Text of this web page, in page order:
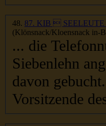
48. 87. KIB 
(Klönsnack/Kloensnack in-
... die
Siebenlehn
davon gebucht.
Vorsitzende